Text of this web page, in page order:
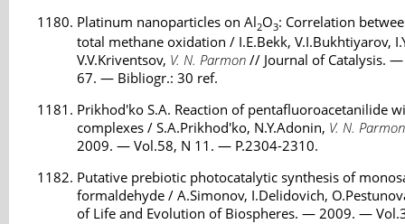
Platinum nanoparticles on Al2O3: Correlation
total methane oxidation / I.E.Bekk, V.I.Bukhtiyarov,
V.V.Kriventsov, V. N. Parmon // Journal of Catalysis.
67. — Bibliogr.: 30 ref.
Prikhod'ko S.A. Reaction of pentafluoroacetanilide
complexes / S.A.Prikhod'ko, N.Y.Adonin, V. N. Parmon
2009. — Vol.58, N 11. — P.2304-2310.
Putative prebiotic photocatalytic synthesis of
formaldehyde / A.Simonov, I.Delidovich,
of Life and Evolution of Biospheres. — 2009. —